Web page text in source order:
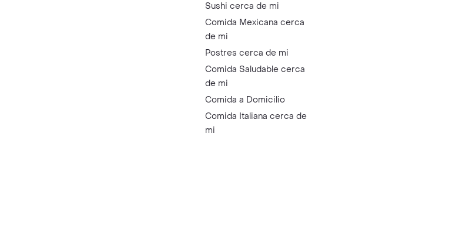
Sushi cerca de mi
Comida Mexicana cerca
de mi
Postres cerca de mi
Comida Saludable cerca
de mi
Comida a Domicilio
Comida Italiana cerca de
mi